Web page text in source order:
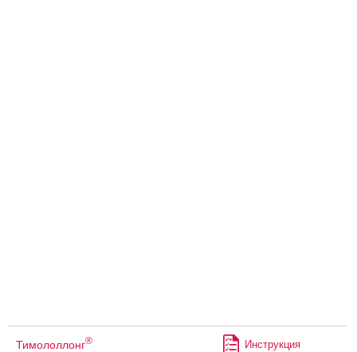
Тимололлонг® Инструкция